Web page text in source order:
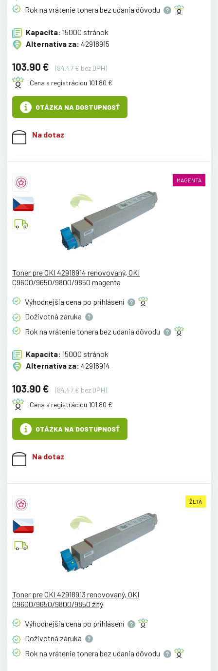
Rok na vrátenie tonera bez udania dôvodu
Kapacita: 15000 stránok
Alternatíva za: 42918915
103.90 €
(84.47 € bez DPH)
Cena s registráciou 101.80 €
OTÁZKA NA DOSTUPNOSŤ
Na dotaz
MAGENTA
Toner pre OKI 42918914 renovovaný, OKI
C9600/9650/9800/9850 magenta
Výhodnejšia cena po prihlásení
Doživotná záruka
Rok na vrátenie tonera bez udania dôvodu
Kapacita: 15000 stránok
Alternatíva za: 42918914
103.90 €
(84.47 € bez DPH)
Cena s registráciou 101.80 €
OTÁZKA NA DOSTUPNOSŤ
Na dotaz
ŽLTÁ
Toner pre OKI 42918913 renovovaný, OKI
C9600/9650/9800/9850 žltý
Výhodnejšia cena po prihlásení
Doživotná záruka
Rok na vrátenie tonera bez udania dôvodu